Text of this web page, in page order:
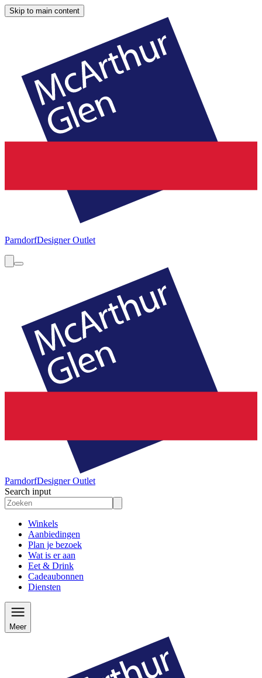
Skip to main content
ParndorfDesigner Outlet
ParndorfDesigner Outlet
Search input
Winkels
Aanbiedingen
Plan je bezoek
Wat is er aan
Eet & Drink
Cadeaubonnen
Diensten
Meer